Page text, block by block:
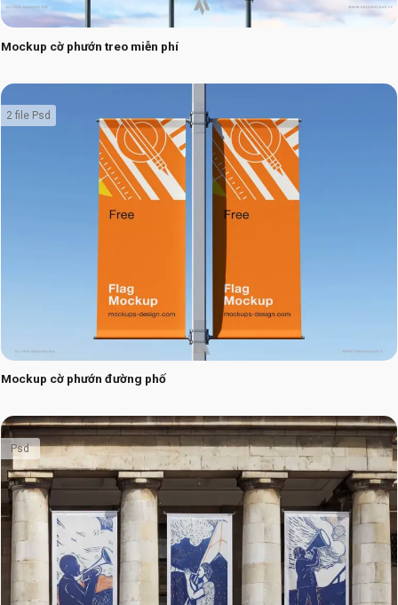
Mockup cờ phướn treo miễn phí
Mockup cờ phướn đường phố
2 file Psd
Psd